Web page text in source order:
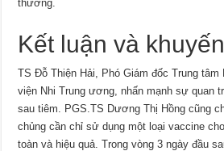
thường.
Kết luận và
TS Đỗ Thiện Hải, Phó Giám đốc Trung tâm
viện Nhi Trung ương, nhấn mạnh sự quan
sau tiêm. PGS.TS Dương Thị Hồng cũng
chủng cần chỉ sử dụng một loại vaccine
toàn và hiệu quả. Trong vòng 3 ngày đầu